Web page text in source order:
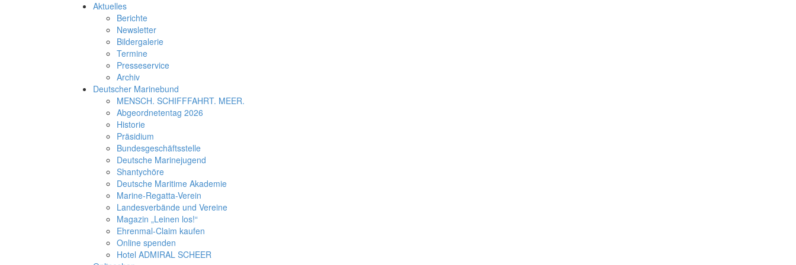
Aktuelles
Berichte
Newsletter
Bildergalerie
Termine
Presseservice
Archiv
Deutscher Marinebund
MENSCH. SCHIFFFAHRT. MEER.
Abgeordnetentag 2026
Historie
Präsidium
Bundesgeschäftsstelle
Deutsche Marinejugend
Shantychöre
Deutsche Maritime Akademie
Marine-Regatta-Verein
Landesverbände und Vereine
Magazin „Leinen los!“
Ehrenmal-Claim kaufen
Online spenden
Hotel ADMIRAL SCHEER